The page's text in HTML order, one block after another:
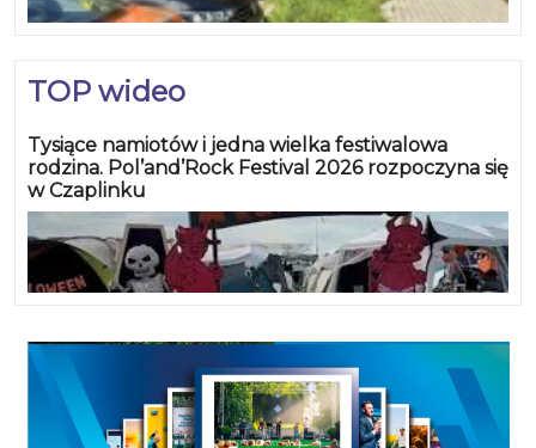
TOP wideo
Tysiące namiotów i jedna wielka festiwalowa
rodzina. Pol’and’Rock Festival 2026 rozpoczyna się
w Czaplinku